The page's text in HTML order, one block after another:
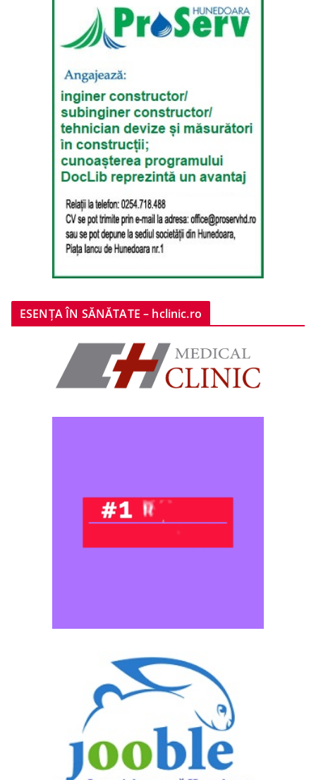
ESENȚA ÎN SĂNĂTATE – hclinic.ro